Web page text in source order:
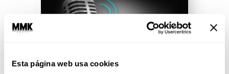
Esta página web usa cookies